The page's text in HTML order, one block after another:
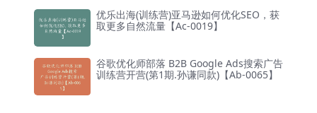
优乐出海(训练营)亚马逊如何优化SEO，获
取更多自然流量【Ac-0019】
谷歌优化师部落 B2B Google Ads搜索广告
训练营开营(第1期.孙谦同款)【Ab-0065】